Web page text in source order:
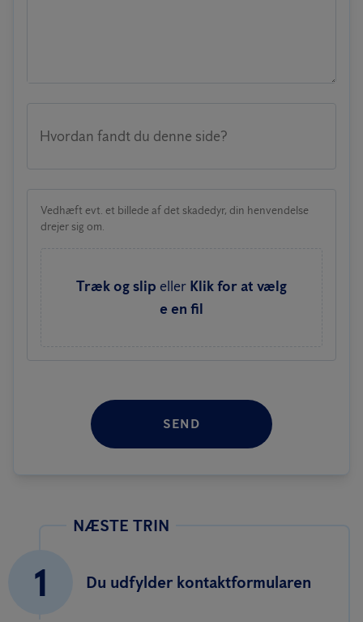
Hvordan fandt du denne side?
Vedhæft evt. et billede af det skadedyr, din henvendelse
drejer sig om.
Træk og slip eller Klik for at vælg
e en fil
SEND
NÆSTE TRIN
1 Du udfylder kontaktformularen